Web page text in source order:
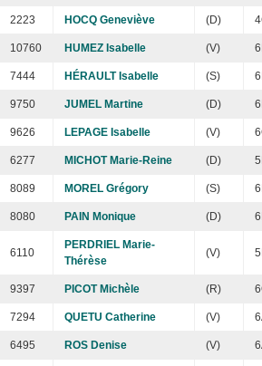
2223 HOCQ Geneviève (D)
10760 HUMEZ Isabelle (V)
7444 HÉRAULT Isabelle (S)
9750 JUMEL Martine (D)
9626 LEPAGE Isabelle (V)
6277 MICHOT Marie-Reine (D)
8089 MOREL Grégory (S)
8080 PAIN Monique (D)
6110
PERDRIEL Marie-
Thérèse
(V)
9397 PICOT Michèle (R)
7294 QUETU Catherine (V)
6495 ROS Denise (V)